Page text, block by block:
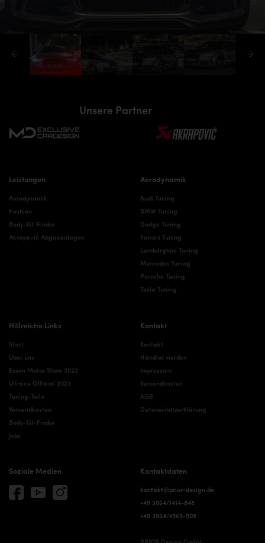
Unsere Partner
Leistungen
Aerodynamik
Fashion
Body-Kit-Finder
Akrapovič Abgasanlagen
Aerodynamik
Audi Tuning
BMW Tuning
Dodge Tuning
Ferrari Tuning
Lamborghini Tuning
Mercedes Tuning
Porsche Tuning
Tesla Tuning
Hilfreiche Links
Start
Über uns
Essen Motor Show 2022
Ultrace Official 2023
Tuning-Teile
Versandkosten
Body-Kit-Finder
Jobs
Kontakt
Kontakt
Händler werden
Impressum
Versandkosten
AGB
Datenschutzerklärung
Soziale Medien Kontaktdaten
kontakt@prior-design.de
+49 2064/1414-848
+49 2064/4569-505